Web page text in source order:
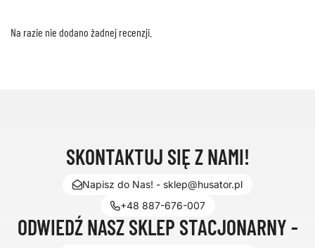
Na razie nie dodano żadnej recenzji.
SKONTAKTUJ SIĘ Z NAMI!
Napisz do Nas! - sklep@husator.pl
+48 887-676-007
ODWIEDŹ NASZ SKLEP STACJONARNY -